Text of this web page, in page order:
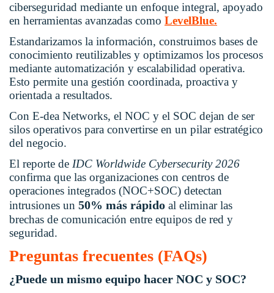
ciberseguridad mediante un enfoque integral, apoyado
en herramientas avanzadas como LevelBlue.
Estandarizamos la información, construimos bases de
conocimiento reutilizables y optimizamos los procesos
mediante automatización y escalabilidad operativa.
Esto permite una gestión coordinada, proactiva y
orientada a resultados.
Con E-dea Networks, el NOC y el SOC dejan de ser
silos operativos para convertirse en un pilar estratégico
del negocio.
El reporte de IDC Worldwide Cybersecurity 2026
confirma que las organizaciones con centros de
operaciones integrados (NOC+SOC) detectan
intrusiones un 50% más rápido al eliminar las
brechas de comunicación entre equipos de red y
seguridad.
Preguntas frecuentes (FAQs)
¿Puede un mismo equipo hacer NOC y SOC?